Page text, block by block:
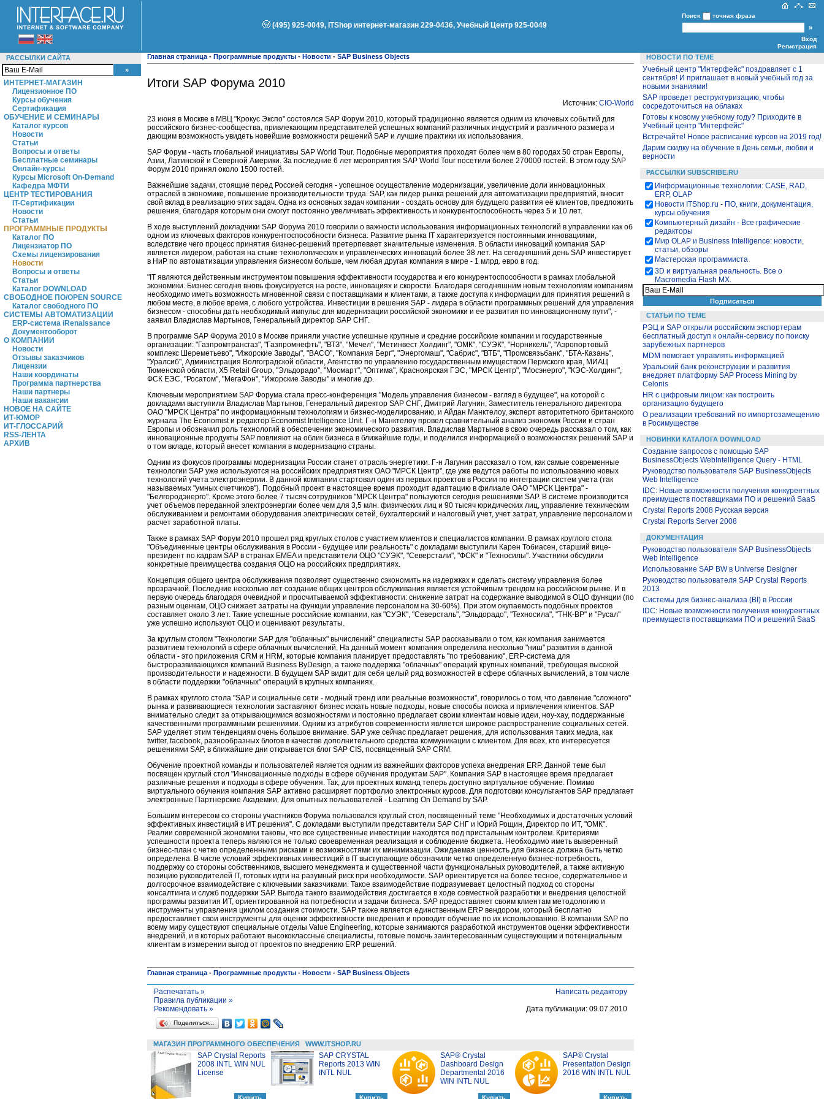
(495) 925-0049, ITShop интернет-магазин 229-0436, Учебный Центр 925-0049
Поиск точная фраза
Вход
Регистрация
РАССЫЛКИ САЙТА
ИНТЕРНЕТ-МАГАЗИН
Лицензионное ПО
Курсы обучения
Сертификация
ОБУЧЕНИЕ И СЕМИНАРЫ
Каталог курсов
Новости
Статьи
Вопросы и ответы
Бесплатные семинары
Онлайн-курсы
Курсы Microsoft On-Demand
Кафедра МФТИ
ЦЕНТР ТЕСТИРОВАНИЯ
IT-Сертификации
Новости
Статьи
ПРОГРАММНЫЕ ПРОДУКТЫ
Каталог ПО
Лицензиатор ПО
Схемы лицензирования
Новости
Вопросы и ответы
Статьи
Каталог DOWNLOAD
СВОБОДНОЕ ПО/OPEN SOURCE
Каталог свободного ПО
СИСТЕМЫ АВТОМАТИЗАЦИИ
ERP-система iRenaissance
Документооборот
О КОМПАНИИ
Новости
Отзывы заказчиков
Лицензии
Наши координаты
Программа партнерства
Наши партнеры
Наши вакансии
НОВОЕ НА САЙТЕ
ИТ-ЮМОР
ИТ-ГЛОССАРИЙ
RSS-ЛЕНТА
АРХИВ
Главная страница - Программные продукты - Новости - SAP Business Objects
Итоги SAP Форума 2010
Источник: CIO-World
23 июня в Москве в МВЦ "Крокус Экспо" состоялся SAP Форум 2010, который традиционно является одним из ключевых событий для
российского бизнес-сообщества, привлекающим представителей успешных компаний различных индустрий и различного размера и
дающим возможность увидеть новейшие возможности решений SAP и лучшие практики их использования.
SAP Форум - часть глобальной инициативы SAP World Tour. Подобные мероприятия проходят более чем в 80 городах 50 стран Европы,
Азии, Латинской и Северной Америки. За последние 6 лет мероприятия SAP World Tour посетили более 270000 гостей. В этом году SAP
Форум 2010 принял около 1500 гостей.
Важнейшие задачи, стоящие перед Россией сегодня - успешное осуществление модернизации, увеличение доли инновационных
отраслей в экономике, повышение производительности труда. SAP, как лидер рынка решений для автоматизации предприятий, вносит
свой вклад в реализацию этих задач. Одна из основных задач компании - создать основу для будущего развития её клиентов, предложить
решения, благодаря которым они смогут постоянно увеличивать эффективность и конкурентоспособность через 5 и 10 лет.
В ходе выступлений докладчики SAP Форума 2010 говорили о важности использования информационных технологий в управлении как об
одном из ключевых факторов конкурентоспособности бизнеса. Развитие рынка IT характеризуется постоянными инновациями,
вследствие чего процесс принятия бизнес-решений претерпевает значительные изменения. В области инноваций компания SAP
является лидером, работая на стыке технологических и управленческих инноваций более 38 лет. На сегодняшний день SAP инвестирует
в НиР по автоматизации управления бизнесом больше, чем любая другая компания в мире - 1 млрд. евро в год.
"IT являются действенным инструментом повышения эффективности государства и его конкурентоспособности в рамках глобальной
экономики. Бизнес сегодня вновь фокусируется на росте, инновациях и скорости. Благодаря сегодняшним новым технологиям компаниям
необходимо иметь возможность мгновенной связи с поставщиками и клиентами, а также доступа к информации для принятия решений в
любом месте, в любое время, с любого устройства. Инвестиции в решения SAP - лидера в области программных решений для управления
бизнесом - способны дать необходимый импульс для модернизации российской экономики и ее развития по инновационному пути", -
заявил Владислав Мартынов, Генеральный директор SAP СНГ.
В программе SAP Форума 2010 в Москве приняли участие успешные крупные и средние российские компании и государственные
организации: "Газпромтрансгаз", "Газпромнефть", "ВТЗ", "Мечел", "Метинвест Холдинг", "ОМК", "СУЭК", "Норникель", "Аэропортовый
комплекс Шереметьево", "Ижорские Заводы", "ВАСО", "Компания Берг", "Энергомаш", "Сабрис", "ВТБ", "Промсвязьбанк", "БТА-Казань",
"Уралсиб", Администрация Волгоградской области, Агентство по управлению государственным имуществом Пермского края, МИАЦ
Тюменской области, X5 Retail Group, "Эльдорадо", "Мосмарт", "Оптима", Красноярская ГЭС, "МРСК Центр", "Мосэнерго", "КЭС-Холдинг",
ФСК ЕЭС, "Росатом", "МегаФон", "Ижорские Заводы" и многие др.
Ключевым мероприятием SAP Форума стала пресс-конференция "Модель управления бизнесом - взгляд в будущее", на которой с
докладами выступили Владислав Мартынов, Генеральный директор SAP СНГ, Дмитрий Лагунин, Заместитель генерального директора
ОАО "МРСК Центра" по информационным технологиям и бизнес-моделированию, и Айдан Манктелоу, эксперт авторитетного британского
журнала The Economist и редактор Economist Intelligence Unit. Г-н Манктелоу провел сравнительный анализ экономик России и стран
Европы и обозначил роль технологий в обеспечении экономического развития. Владислав Мартынов в свою очередь рассказал о том, как
инновационные продукты SAP повлияют на облик бизнеса в ближайшие годы, и поделился информацией о возможностях решений SAP и
о том вкладе, который внесет компания в модернизацию страны.
Одним из фокусов программы модернизации России станет отрасль энергетики. Г-н Лагунин рассказал о том, как самые современные
технологии SAP уже используются на российских предприятиях ОАО "МРСК Центр", где уже ведутся работы по использованию новых
технологий учета электроэнергии. В данной компании стартовал один из первых проектов в России по интеграции систем учета (так
называемых "умных счетчиков"). Подобный проект в настоящее время проходит адаптацию в филиале ОАО "МРСК Центра" -
"Белгородэнерго". Кроме этого более 7 тысяч сотрудников "МРСК Центра" пользуются сегодня решениями SAP. В системе производится
учет объемов переданной электроэнергии более чем для 3,5 млн. физических лиц и 90 тысяч юридических лиц, управление техническим
обслуживанием и ремонтами оборудования электрических сетей, бухгалтерский и налоговый учет, учет затрат, управление персоналом и
расчет заработной платы.
Также в рамках SAP Форум 2010 прошел ряд круглых столов с участием клиентов и специалистов компании. В рамках круглого стола
"Объединенные центры обслуживания в России - будущее или реальность" с докладами выступили Карен Тобиасен, старший вице-
президент по кадрам SAP в странах EMEA и представители ОЦО "СУЭК", "Северстали", "ФСК" и "Техносилы". Участники обсудили
конкретные преимущества создания ОЦО на российских предприятиях.
Концепция общего центра обслуживания позволяет существенно сэкономить на издержках и сделать систему управления более
прозрачной. Последние несколько лет создание общих центров обслуживания является устойчивым трендом на российском рынке. И в
первую очередь благодаря очевидной и просчитываемой эффективности: снижение затрат на содержание выводимой в ОЦО функции (по
разным оценкам, ОЦО снижает затраты на функции управление персоналом на 30-60%). При этом окупаемость подобных проектов
составляет около 3 лет. Такие успешные российские компании, как "СУЭК", "Северсталь", "Эльдорадо", "Техносила", "ТНК-BP" и "Русал"
уже успешно используют ОЦО и оценивают результаты.
За круглым столом "Технологии SAP для "облачных" вычислений" специалисты SAP рассказывали о том, как компания занимается
развитием технологий в сфере облачных вычислений. На данный момент компания определила несколько "ниш" развития в данной
области - это приложения CRM и HRM, которые компания планирует предоставлять "по требованию", ERP-система для
быстроразвивающихся компаний Business ByDesign, а также поддержка "облачных" операций крупных компаний, требующая высокой
производительности и надежности. В будущем SAP видит для себя целый ряд возможностей в сфере облачных вычислений, в том числе
в области поддержки "облачных" операций в крупных компаниях.
В рамках круглого стола "SAP и социальные сети - модный тренд или реальные возможности", говорилось о том, что давление "сложного"
рынка и развивающиеся технологии заставляют бизнес искать новые подходы, новые способы поиска и привлечения клиентов. SAP
внимательно следит за открывающимися возможностями и постоянно предлагает своим клиентам новые идеи, ноу-хау, поддержанные
качественными программными решениями. Одним из атрибутов современности является широкое распространение социальных сетей.
SAP уделяет этим тенденциям очень большое внимание. SAP уже сейчас предлагает решения, для использования таких медиа, как
twitter, facebook, разнообразных блогов в качестве дополнительного средства коммуникации с клиентом. Для всех, кто интересуется
решениями SAP, в ближайшие дни открывается блог SAP CIS, посвященный SAP CRM.
Обучение проектной команды и пользователей является одним из важнейших факторов успеха внедрения ERP. Данной теме был
посвящен круглый стол "Инновационные подходы в сфере обучения продуктам SAP". Компания SAP в настоящее время предлагает
различные решения и подходы в сфере обучения. Так, для проектных команд теперь доступно виртуальное обучение. Помимо
виртуального обучения компания SAP активно расширяет портфолио электронных курсов. Для подготовки консультантов SAP предлагает
электронные Партнерские Академии. Для опытных пользователей - Learning On Demand by SAP.
Большим интересом со стороны участников Форума пользовался круглый стол, посвященный теме "Необходимых и достаточных условий
эффективных инвестиций в ИТ решения". С докладами выступили представители SAP СНГ и Юрий Рощин, Директор по ИТ, "ОМК".
Реалии современной экономики таковы, что все существенные инвестиции находятся под пристальным контролем. Критериями
успешности проекта теперь являются не только своевременная реализация и соблюдение бюджета. Необходимо иметь выверенный
бизнес-план с четко определенными рисками и возможностями их минимизации. Ожидаемая ценность для бизнеса должна быть четко
определена. В числе условий эффективных инвестиций в IT выступающие обозначили четко определенную бизнес-потребность,
поддержку со стороны собственников, высшего менеджмента и существенной части функциональных руководителей, а также активную
позицию руководителей IT, готовых идти на разумный риск при необходимости. SAP ориентируется на более тесное, содержательное и
долгосрочное взаимодействие с ключевыми заказчиками. Такое взаимодействие подразумевает целостный подход со стороны
консалтинга и служб поддержки SAP. Выгода такого взаимодействия достигается в ходе совместной разработки и внедрения целостной
программы развития ИТ, ориентированной на потребности и задачи бизнеса. SAP предоставляет своим клиентам методологию и
инструменты управления циклом создания стоимости. SAP также является единственным ERP вендором, который бесплатно
предоставляет свои инструменты для оценки эффективности внедрения и проводит обучение по их использованию. В компании SAP по
всему миру существуют специальные отделы Value Engineering, которые занимаются разработкой инструментов оценки эффективности
внедрений, и в которых работают высококлассные специалисты, готовые помочь заинтересованным существующим и потенциальным
клиентам в измерении выгод от проектов по внедрению ERP решений.
Главная страница - Программные продукты - Новости - SAP Business Objects
Распечатать »
Правила публикации »
Написать редактору
Рекомендовать »
Дата публикации: 09.07.2010
Поделиться…
МАГАЗИН ПРОГРАММНОГО ОБЕСПЕЧЕНИЯ WWW.ITSHOP.RU
SAP Crystal Reports
2008 INTL WIN NUL
License
SAP CRYSTAL
Reports 2013 WIN
INTL NUL
SAP® Crystal
Dashboard Design
Departmental 2016
WIN INTL NUL
SAP® Crystal
Presentation Design
2016 WIN INTL NUL
НОВОСТИ ПО ТЕМЕ
Учебный центр "Интерфейс" поздравляет с 1
сентября! И приглашает в новый учебный год за
новыми знаниями!
SAP проведет реструктуризацию, чтобы
сосредоточиться на облаках
Готовы к новому учебному году? Приходите в
Учебный центр "Интерфейс"
Встречайте! Новое расписание курсов на 2019 год!
Дарим скидку на обучение в День семьи, любви и
верности
РАССЫЛКИ SUBSCRIBE.RU
Информационные технологии: CASE, RAD,
ERP, OLAP
Новости ITShop.ru - ПО, книги, документация,
курсы обучения
Компьютерный дизайн - Все графические
редакторы
Мир OLAP и Business Intelligence: новости,
статьи, обзоры
Мастерская программиста
3D и виртуальная реальность. Все о
Macromedia Flash MX.
СТАТЬИ ПО ТЕМЕ
РЭЦ и SAP открыли российским экспортерам
бесплатный доступ к онлайн-сервису по поиску
зарубежных партнеров
MDM помогает управлять информацией
Уральский банк реконструкции и развития
внедряет платформу SAP Process Mining by
Celonis
НR c цифровым лицом: как построить
организацию будущего
О реализации требований по импортозамещению
в Росимуществе
НОВИНКИ КАТАЛОГА DOWNLOAD
Создание запросов с помощью SAP
BusinessObjects WebIntelligence Query - HTML
Руководство пользователя SAP BusinessObjects
Web Intelligence
IDC: Новые возможности получения конкурентных
преимуществ поставщиками ПО и решений SaaS
Crystal Reports 2008 Русская версия
Crystal Reports Server 2008
ДОКУМЕНТАЦИЯ
Руководство пользователя SAP BusinessObjects
Web Intelligence
Использование SAP BW в Universe Designer
Руководство пользователя SAP Crystal Reports
2013
Системы для бизнес-анализа (BI) в России
IDC: Новые возможности получения конкурентных
преимуществ поставщиками ПО и решений SaaS